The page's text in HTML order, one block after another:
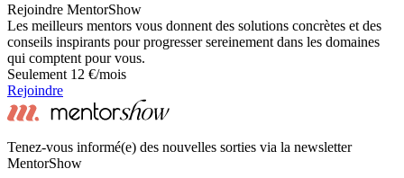
Rejoindre MentorShow
Les meilleurs mentors vous donnent des solutions concrètes et des
conseils inspirants pour progresser sereinement dans les domaines
qui comptent pour vous.
Seulement 12 €/mois
Rejoindre
Tenez-vous informé(e) des nouvelles sorties via la newsletter
MentorShow